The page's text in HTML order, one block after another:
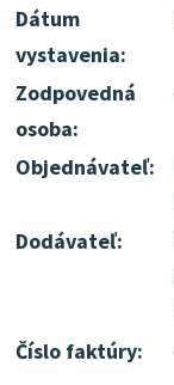
Dátum
vystavenia:
Zodpovedná
osoba:
Objednávateľ:
Dodávateľ:
Číslo faktúry: